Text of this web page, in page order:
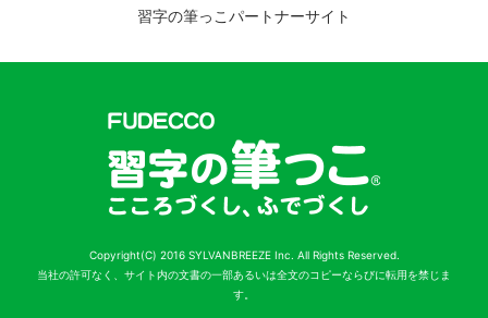
習字の筆っこパートナーサイト
Copyright(C) 2016 SYLVANBREEZE Inc. All Rights Reserved.
当社の許可なく、サイト内の文書の一部あるいは全文のコピーならびに転用を禁じま
す。